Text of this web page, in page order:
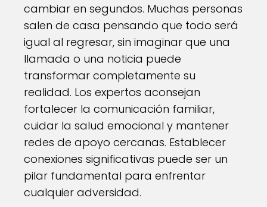
cambiar en segundos. Muchas personas
salen de casa pensando que todo será
igual al regresar, sin imaginar que una
llamada o una noticia puede
transformar completamente su
realidad. Los expertos aconsejan
fortalecer la comunicación familiar,
cuidar la salud emocional y mantener
redes de apoyo cercanas. Establecer
conexiones significativas puede ser un
pilar fundamental para enfrentar
cualquier adversidad.